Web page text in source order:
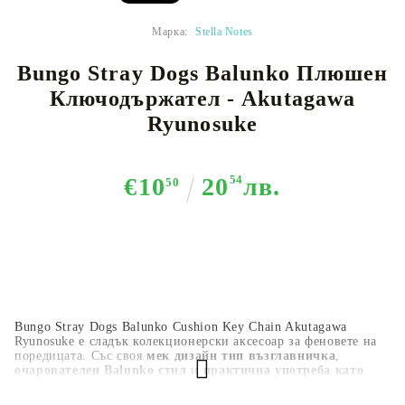
Марка: Stella Notes
Bungo Stray Dogs Balunko Плюшен
Ключодържател - Akutagawa
Ryunosuke
€1050 20 54лв.
Bungo Stray Dogs Balunko Cushion Key Chain Akutagawa
Ryunosuke е сладък колекционерски аксесоар за феновете на
поредицата. Със своямек дизайн тип възглавничка,
очарователен Balunko стил и практична употреба като